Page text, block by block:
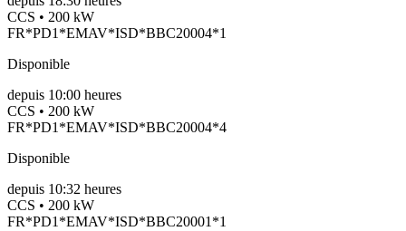
CCS • 200 kW
FR*PD1*EMAV*ISD*BBC20004*1
Disponible
depuis 10:00 heures
CCS • 200 kW
FR*PD1*EMAV*ISD*BBC20004*4
Disponible
depuis 10:32 heures
CCS • 200 kW
FR*PD1*EMAV*ISD*BBC20001*1